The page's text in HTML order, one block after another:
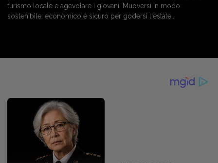
turismo locale e agevolare i giovani. Muoversi in modo
sostenibile, economico e sicuro per godersi l'estate...